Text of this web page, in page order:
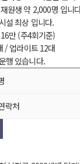
원생 약 2,000명 입니
설 최상 입니다.
만 (주4회기준)
/ 업라이트 12대
행 있습니다.
락처